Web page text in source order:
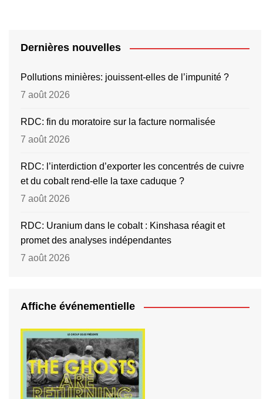
Dernières nouvelles
Pollutions minières: jouissent-elles de l’impunité ?
7 août 2026
RDC: fin du moratoire sur la facture normalisée
7 août 2026
RDC: l’interdiction d’exporter les concentrés de cuivre
et du cobalt rend-elle la taxe caduque ?
7 août 2026
RDC: Uranium dans le cobalt : Kinshasa réagit et
promet des analyses indépendantes
7 août 2026
Affiche événementielle